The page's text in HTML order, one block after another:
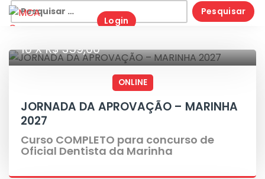
Skip
Login
Pesquisar
por:
10 X R$ 359,00
ONLINE
JORNADA DA APROVAÇÃO – MARINHA
2027
Curso COMPLETO para concurso de
Oficial Dentista da Marinha